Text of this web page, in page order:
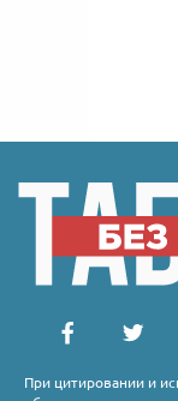
При цитировании и